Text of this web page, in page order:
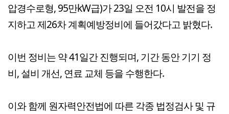
압경수로형, 95만kW급)가 23일 오전 10시 발전을 정
지하고 제26차 계획예방정비에 들어갔다고 밝혔다.
이번 정비는 약 41일간 진행되며, 기간 동안 기기 정
비, 설비 개선, 연료 교체 등을 수행한다.
이와 함께 원자력안전법에 따른 각종 법정검사 및 규